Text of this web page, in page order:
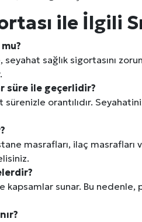
ile İlgili
sağlık sigortasını
süre ile geçerlidir?
orantılıdır.
masrafları, ilaç masrafları
kapsamlar sunar. Bu
Gerçekten Hazır Mıyız?
onkhaber.com ile Yerel